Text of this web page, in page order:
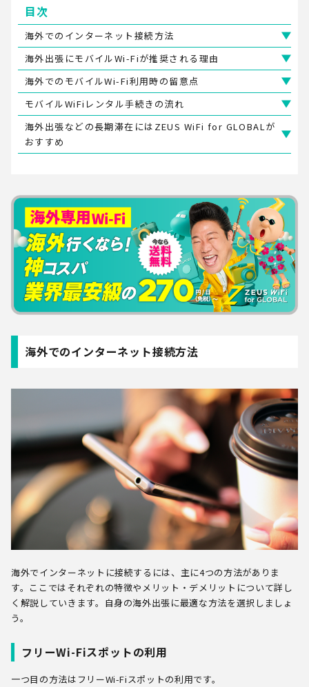
目次
海外でのインターネット接続方法
海外出張にモバイルWi-Fiが推奨される理由
海外でのモバイルWi-Fi利用時の留意点
モバイルWiFiレンタル手続きの流れ
海外出張などの長期滞在にはZEUS WiFi for GLOBALが
おすすめ
海外でのインターネット接続方法
海外でインターネットに接続するには、主に4つの方法がありま
す。ここではそれぞれの特徴やメリット・デメリットについて詳し
く解説していきます。自身の海外出張に最適な方法を選択しましょ
う。
フリーWi-Fiスポットの利用
一つ目の方法はフリーWi-Fiスポットの利用です。